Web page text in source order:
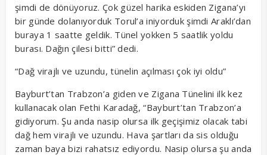
şimdi de dönüyoruz. Çok güzel harika eskiden Zigana’yı
bir günde dolanıyorduk Torul’a iniyorduk şimdi Araklı’dan
buraya 1 saatte geldik. Tünel yokken 5 saatlik yoldu
burası. Dağın çilesi bitti” dedi.
“Dağ virajlı ve uzundu, tünelin açılması çok iyi oldu”
Bayburt’tan Trabzon’a giden ve Zigana Tünelini ilk kez
kullanacak olan Fethi Karadağ, “Bayburt’tan Trabzon’a
gidiyorum. Şu anda nasip olursa ilk geçişimiz olacak tabi
dağ hem virajlı ve uzundu. Hava şartları da sis olduğu
zaman baya bizi rahatsız ediyordu. Nasip olursa şu anda